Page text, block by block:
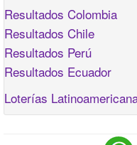
Resultados Colombia
Resultados Chile
Resultados Perú
Resultados Ecuador
Loterías